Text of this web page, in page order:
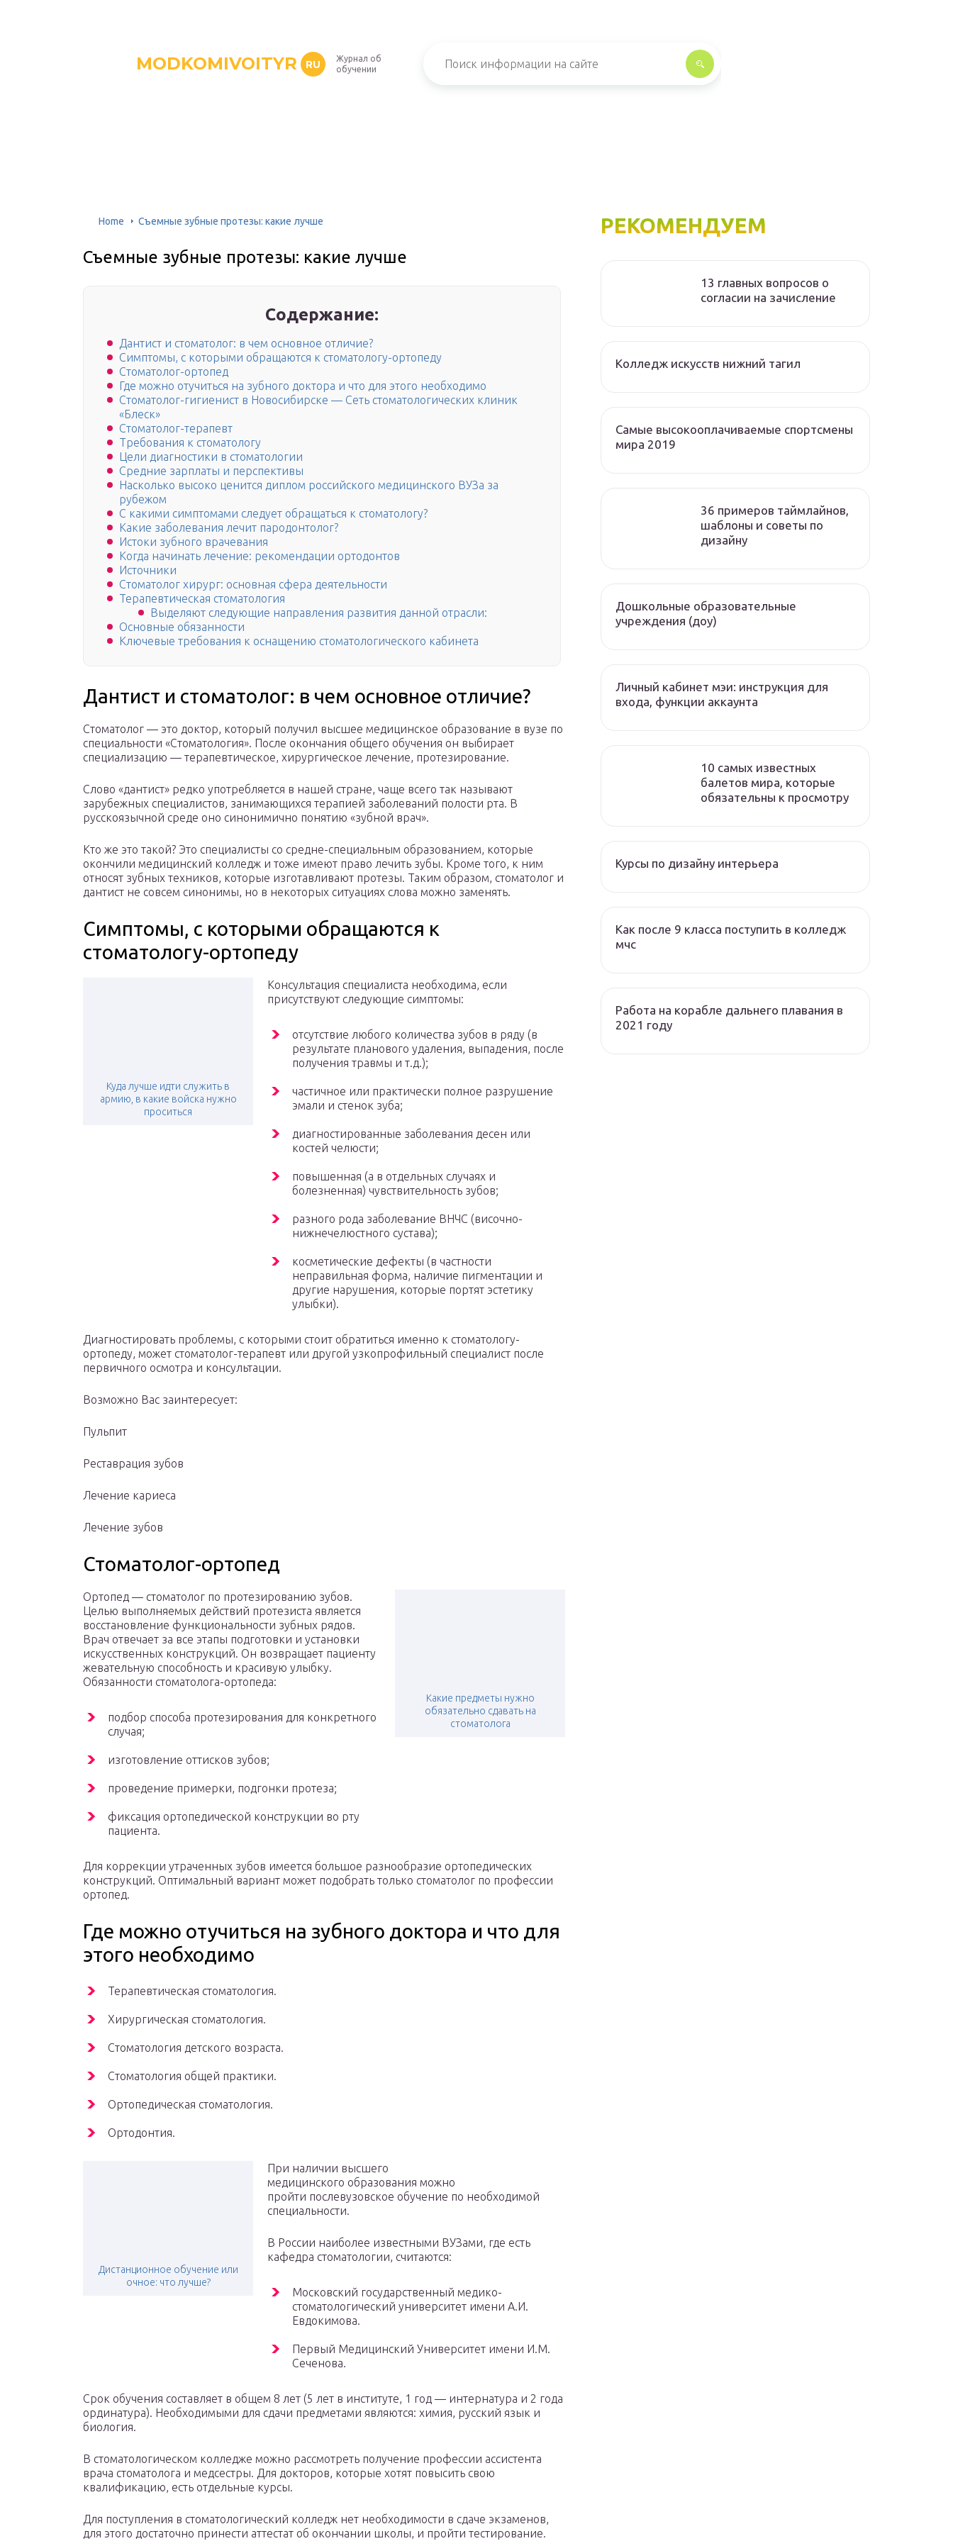
MODKOMIVOITYR RU
Журнал об
обучении
Home Съемные зубные протезы: какие лучше
Съемные зубные протезы: какие лучше
Содержание:
Дантист и стоматолог: в чем основное отличие?
Симптомы, с которыми обращаются к стоматологу-ортопеду
Стоматолог-ортопед
Где можно отучиться на зубного доктора и что для этого необходимо
Стоматолог-гигиенист в Новосибирске — Сеть стоматологических клиник
«Блеск»
Стоматолог-терапевт
Требования к стоматологу
Цели диагностики в стоматологии
Средние зарплаты и перспективы
Насколько высоко ценится диплом российского медицинского ВУЗа за
рубежом
С какими симптомами следует обращаться к стоматологу?
Какие заболевания лечит пародонтолог?
Истоки зубного врачевания
Когда начинать лечение: рекомендации ортодонтов
Источники
Стоматолог хирург: основная сфера деятельности
Терапевтическая стоматология
Выделяют следующие направления развития данной отрасли:
Основные обязанности
Ключевые требования к оснащению стоматологического кабинета
Дантист и стоматолог: в чем основное отличие?
Стоматолог — это доктор, который получил высшее медицинское образование в вузе по
специальности «Стоматология». После окончания общего обучения он выбирает
специализацию — терапевтическое, хирургическое лечение, протезирование.
Слово «дантист» редко употребляется в нашей стране, чаще всего так называют
зарубежных специалистов, занимающихся терапией заболеваний полости рта. В
русскоязычной среде оно синонимично понятию «зубной врач».
Кто же это такой? Это специалисты со средне-специальным образованием, которые
окончили медицинский колледж и тоже имеют право лечить зубы. Кроме того, к ним
относят зубных техников, которые изготавливают протезы. Таким образом, стоматолог и
дантист не совсем синонимы, но в некоторых ситуациях слова можно заменять.
Симптомы, с которыми обращаются к
стоматологу-ортопеду
Куда лучше идти служить в
армию, в какие войска нужно
проситься
Консультация специалиста необходима, если
присутствуют следующие симптомы:
отсутствие любого количества зубов в ряду (в
результате планового удаления, выпадения, после
получения травмы и т.д.);
частичное или практически полное разрушение
эмали и стенок зуба;
диагностированные заболевания десен или
костей челюсти;
повышенная (а в отдельных случаях и
болезненная) чувствительность зубов;
разного рода заболевание ВНЧС (височно-
нижнечелюстного сустава);
косметические дефекты (в частности
неправильная форма, наличие пигментации и
другие нарушения, которые портят эстетику
улыбки).
Диагностировать проблемы, с которыми стоит обратиться именно к стоматологу-
ортопеду, может стоматолог-терапевт или другой узкопрофильный специалист после
первичного осмотра и консультации.
Возможно Вас заинтересует:
Пульпит
Реставрация зубов
Лечение кариеса
Лечение зубов
Стоматолог-ортопед
Какие предметы нужно
обязательно сдавать на
стоматолога
Ортопед — стоматолог по протезированию зубов.
Целью выполняемых действий протезиста является
восстановление функциональности зубных рядов.
Врач отвечает за все этапы подготовки и установки
искусственных конструкций. Он возвращает пациенту
жевательную способность и красивую улыбку.
Обязанности стоматолога-ортопеда:
подбор способа протезирования для конкретного
случая;
изготовление оттисков зубов;
проведение примерки, подгонки протеза;
фиксация ортопедической конструкции во рту
пациента.
Для коррекции утраченных зубов имеется большое разнообразие ортопедических
конструкций. Оптимальный вариант может подобрать только стоматолог по профессии
ортопед.
Где можно отучиться на зубного доктора и что для
этого необходимо
Терапевтическая стоматология.
Хирургическая стоматология.
Стоматология детского возраста.
Стоматология общей практики.
Ортопедическая стоматология.
Ортодонтия.
Дистанционное обучение или
очное: что лучше?
При наличии высшего
медицинского образования можно
пройти послевузовское обучение по необходимой
специальности.
В России наиболее известными ВУЗами, где есть
кафедра стоматологии, считаются:
Московский государственный медико-
стоматологический университет имени А.И.
Евдокимова.
Первый Медицинский Университет имени И.М.
Сеченова.
Срок обучения составляет в общем 8 лет (5 лет в институте, 1 год — интернатура и 2 года
ординатура). Необходимыми для сдачи предметами являются: химия, русский язык и
биология.
В стоматологическом колледже можно рассмотреть получение профессии ассистента
врача стоматолога и медсестры. Для докторов, которые хотят повысить свою
квалификацию, есть отдельные курсы.
Для поступления в стоматологический колледж нет необходимости в сдаче экзаменов,
для этого достаточно принести аттестат об окончании школы, и пройти тестирование.
РЕКОМЕНДУЕМ
13 главных вопросов о
согласии на зачисление
Колледж искусств нижний тагил
Самые высокооплачиваемые спортсмены
мира 2019
36 примеров таймлайнов,
шаблоны и советы по
дизайну
Дошкольные образовательные
учреждения (доу)
Личный кабинет мэи: инструкция для
входа, функции аккаунта
10 самых известных
балетов мира, которые
обязательны к просмотру
Курсы по дизайну интерьера
Как после 9 класса поступить в колледж
мчс
Работа на корабле дальнего плавания в
2021 году